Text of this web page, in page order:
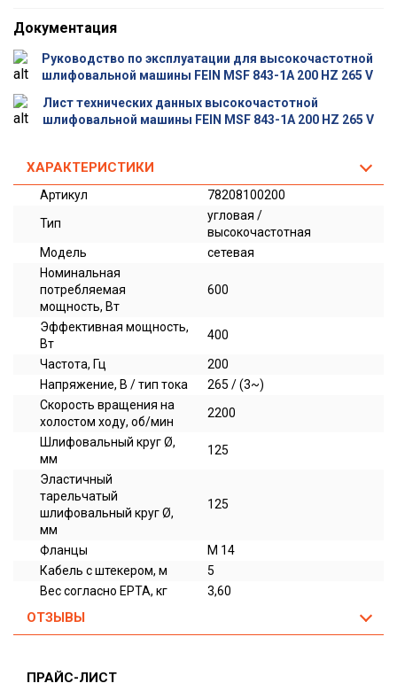
Документация
Руководство по эксплуатации для высокочастотной
шлифовальной машины FEIN MSF 843-1A 200 HZ 265 V
Лист технических данных высокочастотной
шлифовальной машины FEIN MSF 843-1A 200 HZ 265 V
ХАРАКТЕРИСТИКИ
Артикул
78208100200
Тип
угловая /
высокочастотная
Модель
сетевая
Номинальная
потребляемая
мощность, Вт
600
Эффективная мощность,
Вт
400
Частота, Гц
200
Напряжение, В / тип тока
265 / (3~)
Скорость вращения на
холостом ходу, об/мин
2200
Шлифовальный круг Ø,
мм
125
Эластичный
тарельчатый
шлифовальный круг Ø,
мм
125
Фланцы
M 14
Кабель с штекером, м
5
Вес согласно EPTA, кг
3,60
ОТЗЫВЫ
ПРАЙС-ЛИСТ